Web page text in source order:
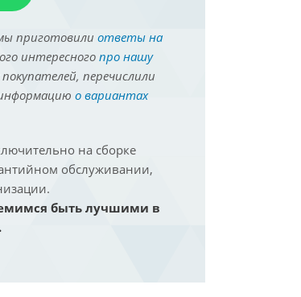
приготовили ответы на
интересного про нашу
перечислили
о вариантах
на сборке
обслуживании,
быть лучшими в